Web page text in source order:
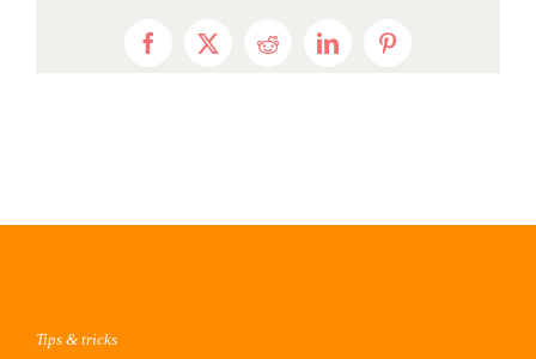
Facebook
X RedditLinkedInPinterest
Tips & tricks